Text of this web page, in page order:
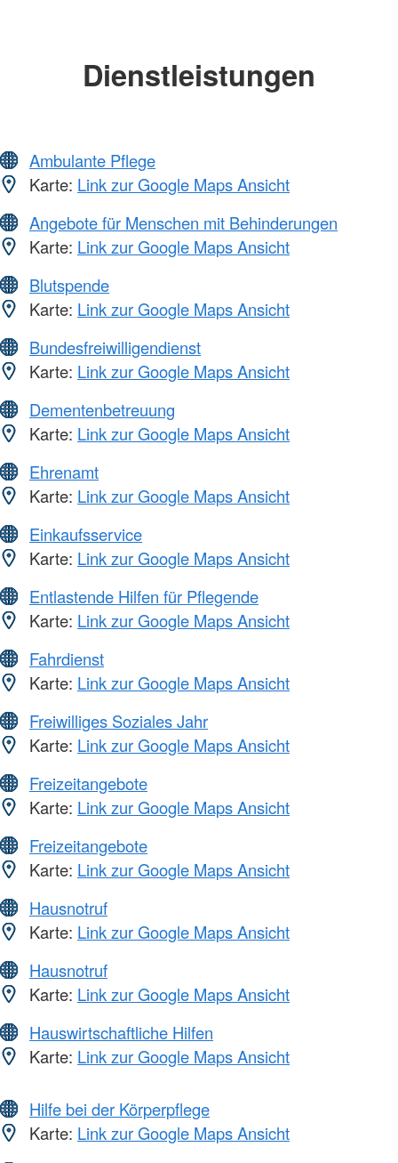
Dienstleistungen
Ambulante Pflege
Karte: Link zur Google Maps Ansicht
Angebote für Menschen mit Behinderungen
Karte: Link zur Google Maps Ansicht
Blutspende
Karte: Link zur Google Maps Ansicht
Bundesfreiwilligendienst
Karte: Link zur Google Maps Ansicht
Dementenbetreuung
Karte: Link zur Google Maps Ansicht
Ehrenamt
Karte: Link zur Google Maps Ansicht
Einkaufsservice
Karte: Link zur Google Maps Ansicht
Entlastende Hilfen für Pflegende
Karte: Link zur Google Maps Ansicht
Fahrdienst
Karte: Link zur Google Maps Ansicht
Freiwilliges Soziales Jahr
Karte: Link zur Google Maps Ansicht
Freizeitangebote
Karte: Link zur Google Maps Ansicht
Freizeitangebote
Karte: Link zur Google Maps Ansicht
Hausnotruf
Karte: Link zur Google Maps Ansicht
Hausnotruf
Karte: Link zur Google Maps Ansicht
Hauswirtschaftliche Hilfen
Karte: Link zur Google Maps Ansicht
Hilfe bei der Körperpflege
Karte: Link zur Google Maps Ansicht